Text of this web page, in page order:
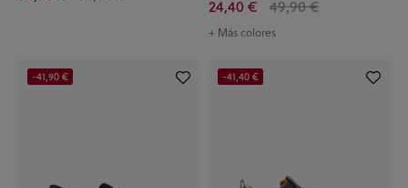
24,40 € 49,90 €
+ Más colores
-41,90 € -41,40 €